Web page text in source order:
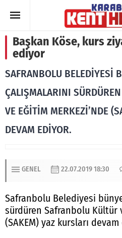
Başkan Köse, kurs
ediyor
SAFRANBOLU BELEDİYESİ
ÇALIŞMALARINI
VE EĞİTİM MERKEZİ’NDE
DEVAM EDİYOR.
GENEL 22.07.2019 18:30
Safranbolu Belediyesi
sürdüren Safranbolu Kültür
(SAKEM) yaz kursları